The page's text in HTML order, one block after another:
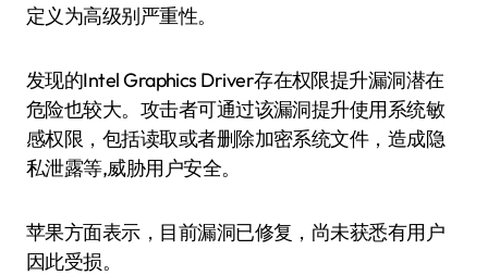
定义为高级别严重性。
发现的Intel Graphics Driver存在权限提升漏洞潜在
危险也较大。攻击者可通过该漏洞提升使用系统敏
感权限，包括读取或者删除加密系统文件，造成隐
私泄露等,威胁用户安全。
苹果方面表示，目前漏洞已修复，尚未获悉有用户
因此受损。